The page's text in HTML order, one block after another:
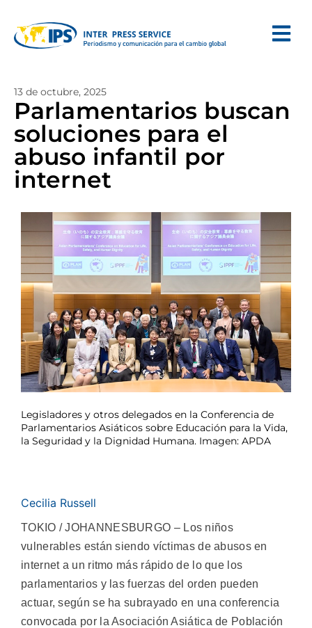
13 de octubre, 2025
Parlamentarios buscan
soluciones para el
abuso infantil por
internet
Legisladores y otros delegados en la Conferencia de
Parlamentarios Asiáticos sobre Educación para la Vida,
la Seguridad y la Dignidad Humana. Imagen: APDA
Cecilia Russell
TOKIO / JOHANNESBURGO – Los niños
vulnerables están siendo víctimas de abusos en
internet a un ritmo más rápido de lo que los
parlamentarios y las fuerzas del orden pueden
actuar, según se ha subrayado en una conferencia
convocada por la Asociación Asiática de Población